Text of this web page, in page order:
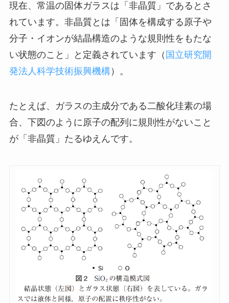
現在、常温の固体ガラスは「非晶質」であるとさ
れています。非晶質とは「固体を構成する原子や
分子・イオンが結晶構造のような規則性をもたな
い状態のこと」と定義されています（ 国立研究開
発法人科学技術振興機構）。
たとえば、ガラスの主成分である二酸化珪素の場
合、下図のように原子の配列に規則性がないこと
が「非晶質」たるゆえんです。